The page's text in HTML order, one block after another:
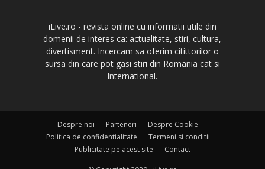
iLive.ro - revista online cu informatii utile din
domenii de interes ca: actualitate, stiri, cultura,
divertisment. Incercam sa oferim citittorilor o
sursa din care pot gasi stiri din Romania cat si
International.
Despre noi Parteneri
Despre Cookie
Politica de confidentialitate
Termeni si conditii
Publicitate pe acest site
Contact